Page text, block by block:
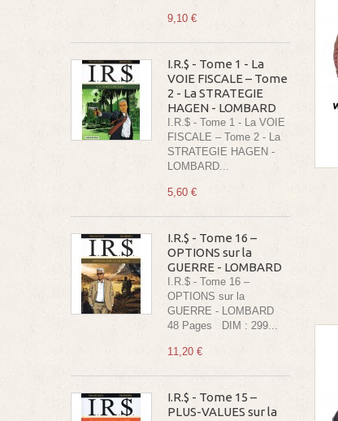
9,10 €
I.R.$ - Tome 1 - La
VOIE FISCALE – Tome
2 - La STRATEGIE
HAGEN - LOMBARD
I.R.$ - Tome 1 - La VOIE
FISCALE – Tome 2 - La
STRATEGIE HAGEN -
LOMBARD...
5,60 €
I.R.$ - Tome 16 –
OPTIONS sur la
GUERRE - LOMBARD
I.R.$ - Tome 16 –
OPTIONS sur la
GUERRE - LOMBARD
48 Pages DIM : 299...
11,20 €
I.R.$ - Tome 15 –
PLUS-VALUES sur la